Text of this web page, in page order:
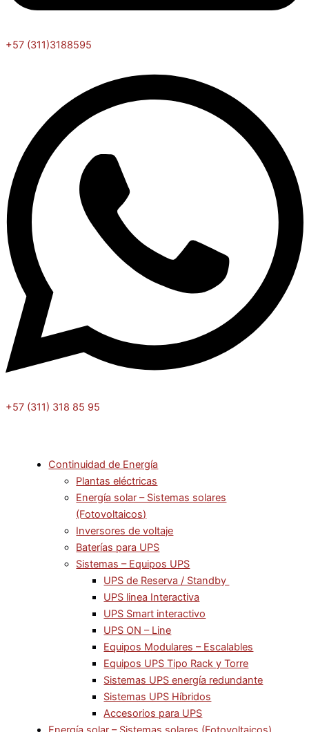
+57 (311)3188595
+57 (311) 318 85 95
Continuidad de Energía
Plantas eléctricas
Energía solar – Sistemas solares
(Fotovoltaicos)
Inversores de voltaje
Baterías para UPS
Sistemas – Equipos UPS
UPS de Reserva / Standby
UPS linea Interactiva
UPS Smart interactivo
UPS ON – Line
Equipos Modulares – Escalables
Equipos UPS Tipo Rack y Torre
Sistemas UPS energía redundante
Sistemas UPS Híbridos
Accesorios para UPS